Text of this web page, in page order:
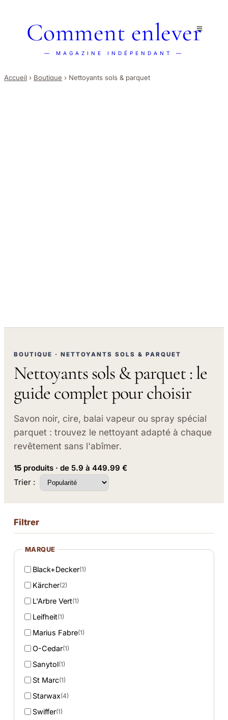
Comment enlever
— MAGAZINE INDÉPENDANT —
Accueil › Boutique › Nettoyants sols & parquet
BOUTIQUE · NETTOYANTS SOLS & PARQUET
Nettoyants sols & parquet : le
guide complet pour choisir
Savon noir, cire, balai vapeur ou spray spécial
parquet : trouvez le nettoyant adapté à chaque
revêtement sans l'abîmer.
15 produits · de 5.9 à 449.99 €
Trier :
Filtrer
MARQUE
Black+Decker(1)
Kärcher(2)
L'Arbre Vert(1)
Leifheit(1)
Marius Fabre(1)
O-Cedar(1)
Sanytol(1)
St Marc(1)
Starwax(4)
Swiffer(1)